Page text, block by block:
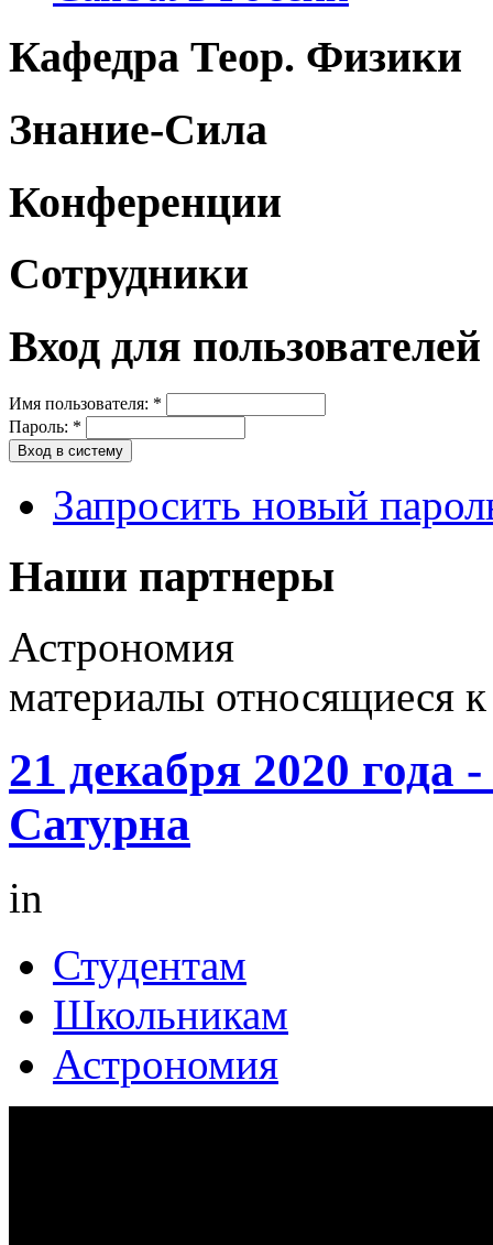
Кафедра Теор. Физики
Знание-Сила
Конференции
Сотрудники
Вход для пользователей
Имя пользователя: *
Пароль: *
Запросить новый
Наши партнеры
Астрономия
материалы относящиеся
21 декабря 2020
Сатурна
in
Студентам
Школьникам
Астрономия